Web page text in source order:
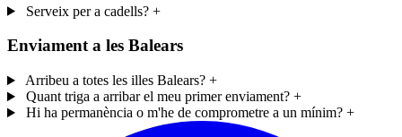
Serveix per a cadells? +
Enviament a les Balears
Arribeu a totes les illes Balears? +
Quant triga a arribar el meu primer enviament? +
Hi ha permanència o m'he de comprometre a un mínim? +